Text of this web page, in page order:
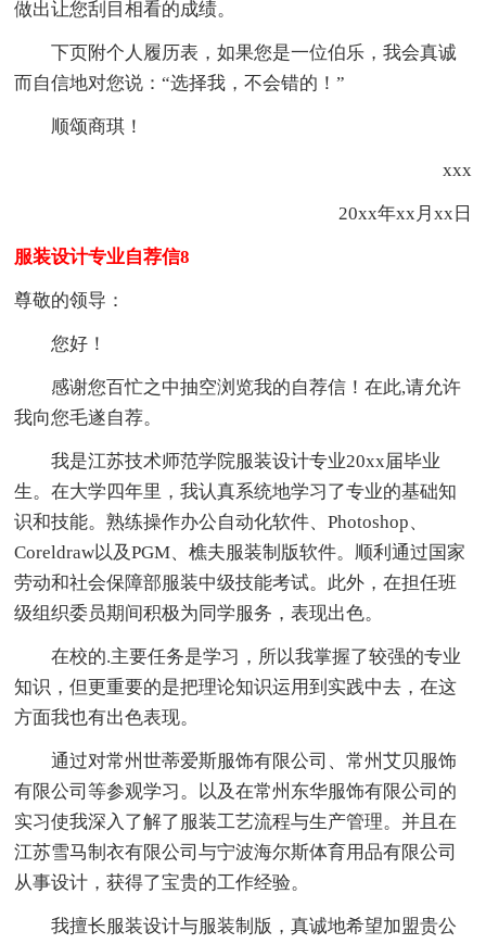
做出让您刮目相看的成绩。
下页附个人履历表，如果您是一位伯乐，我会真诚
而自信地对您说：“选择我，不会错的！”
顺颂商琪！
xxx
20xx年xx月xx日
服装设计专业自荐信8
尊敬的领导：
您好！
感谢您百忙之中抽空浏览我的自荐信！在此,请允许
我向您毛遂自荐。
我是江苏技术师范学院服装设计专业20xx届毕业
生。在大学四年里，我认真系统地学习了专业的基础知
识和技能。熟练操作办公自动化软件、Photoshop、
Coreldraw以及PGM、樵夫服装制版软件。顺利通过国家
劳动和社会保障部服装中级技能考试。此外，在担任班
级组织委员期间积极为同学服务，表现出色。
在校的.主要任务是学习，所以我掌握了较强的专业
知识，但更重要的是把理论知识运用到实践中去，在这
方面我也有出色表现。
通过对常州世蒂爱斯服饰有限公司、常州艾贝服饰
有限公司等参观学习。以及在常州东华服饰有限公司的
实习使我深入了解了服装工艺流程与生产管理。并且在
江苏雪马制衣有限公司与宁波海尔斯体育用品有限公司
从事设计，获得了宝贵的工作经验。
我擅长服装设计与服装制版，真诚地希望加盟贵公